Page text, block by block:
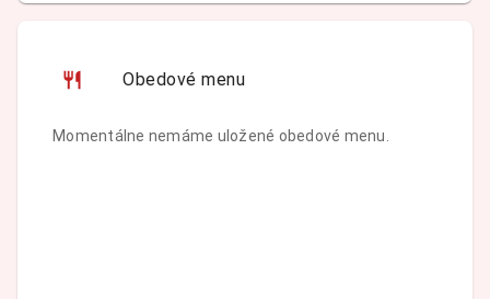
Obedové menu
Momentálne nemáme uložené obedové menu.